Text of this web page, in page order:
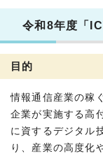
令和8年度「
目的
情報通信産業の稼
企業が実施する高
に資するデジタル
り、産業の高度化